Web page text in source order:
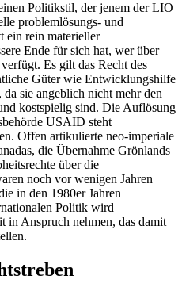
Politikstil, der jenem der LIO
problemlösungs- und
ein rein materieller
Ende für sich hat, wer über
Es gilt das Recht des
Güter wie Entwicklungshilfe
sie angeblich nicht mehr den
kostspielig sind. Die Auflösung
USAID steht
Offen artikulierte neo-imperiale
die Übernahme Grönlands
über die
noch vor wenigen Jahren
in den 1980er Jahren
Politik wird
Anspruch nehmen, das damit